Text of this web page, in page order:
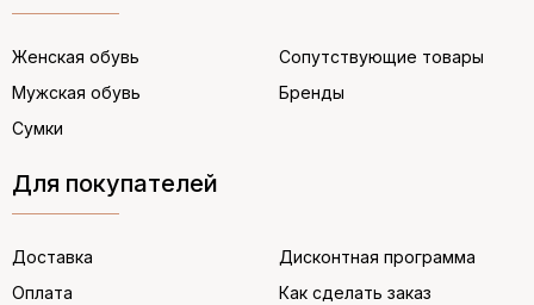
Женская обувь
Мужская обувь
Сумки
Сопутствующие товары
Бренды
Для покупателей
Доставка
Оплата
Дисконтная программа
Как сделать заказ